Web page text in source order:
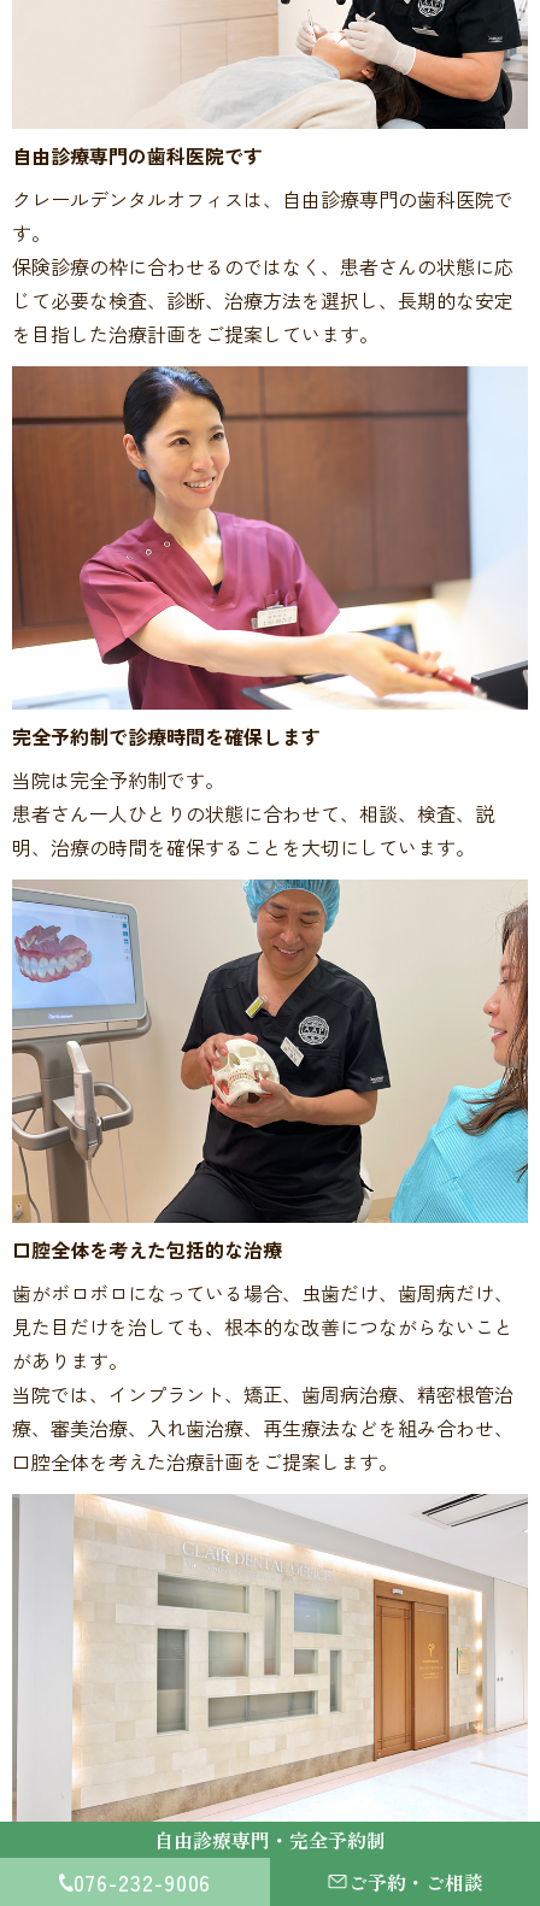
自由診療専門・完全予約制
076-232-9006 ご予約・ご相談
自由診療専門の歯科医院です
クレールデンタルオフィスは、自由診療専門の歯科医院で
す。
保険診療の枠に合わせるのではなく、患者さんの状態に応
じて必要な検査、診断、治療方法を選択し、長期的な安定
を目指した治療計画をご提案しています。
完全予約制で診療時間を確保します
当院は完全予約制です。
患者さん一人ひとりの状態に合わせて、相談、検査、説
明、治療の時間を確保することを大切にしています。
口腔全体を考えた包括的な治療
歯がボロボロになっている場合、虫歯だけ、歯周病だけ、
見た目だけを治しても、根本的な改善につながらないこと
があります。
当院では、インプラント、矯正、歯周病治療、精密根管治
療、審美治療、入れ歯治療、再生療法などを組み合わせ、
口腔全体を考えた治療計画をご提案します。
金沢駅構内で通院しやすい立地